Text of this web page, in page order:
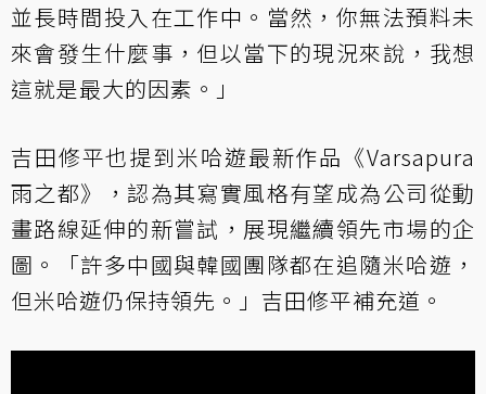
並長時間投入在工作中。當然，你無法預料未
來會發生什麼事，但以當下的現況來說，我想
這就是最大的因素。」
吉田修平也提到米哈遊最新作品《Varsapura
雨之都》，認為其寫實風格有望成為公司從動
畫路線延伸的新嘗試，展現繼續領先市場的企
圖。「許多中國與韓國團隊都在追隨米哈遊，
但米哈遊仍保持領先。」吉田修平補充道。